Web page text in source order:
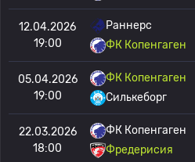
12.04.2026
19:00
Раннерс
ФК Копенгаген
05.04.2026
19:00
ФК Копенгаген
Силькеборг
22.03.2026
18:00
ФК Копенгаген
Фредерисия